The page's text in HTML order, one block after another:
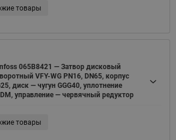
товары
065B8421 — Затвор дисковый
VFY-WG PN16, DN65, корпус
диск — чугун GGG40, уплотнение
управление — червячный редуктор
товары